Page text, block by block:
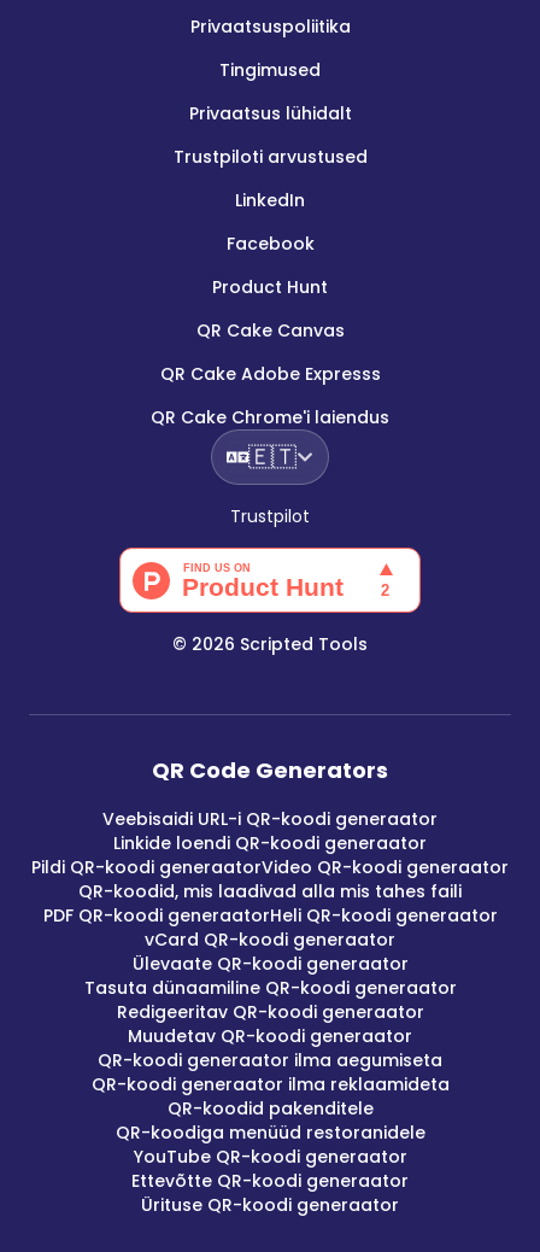
Privaatsuspoliitika
Tingimused
Privaatsus lühidalt
Trustpiloti arvustused
LinkedIn
Facebook
Product Hunt
QR Cake Canvas
QR Cake Adobe Expresss
QR Cake Chrome'i laiendus
🇪🇹
Trustpilot
© 2026 Scripted Tools
QR Code Generators
Veebisaidi URL-i QR-koodi generaator
Linkide loendi QR-koodi generaator
Pildi QR-koodi generaatorVideo QR-koodi generaator
QR-koodid, mis laadivad alla mis tahes faili
PDF QR-koodi generaatorHeli QR-koodi generaator
vCard QR-koodi generaator
Ülevaate QR-koodi generaator
Tasuta dünaamiline QR-koodi generaator
Redigeeritav QR-koodi generaator
Muudetav QR-koodi generaator
QR-koodi generaator ilma aegumiseta
QR-koodi generaator ilma reklaamideta
QR-koodid pakenditele
QR-koodiga menüüd restoranidele
YouTube QR-koodi generaator
Ettevõtte QR-koodi generaator
Ürituse QR-koodi generaator